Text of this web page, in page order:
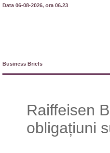
Data 06-08-2026, ora 06.23
Business Briefs
Raiffeisen
obligațiuni